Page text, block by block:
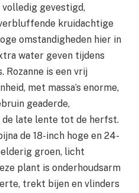
volledig gevestigd,
kruidachtige
omstandigheden hier in
water geven tijdens
Rozanne is een vrij
met massa’s enorme,
geaderde,
de late lente tot de herfst.
de 18-inch hoge en 24-
groen, licht
plant is onderhoudsarm
trekt bijen en vlinders